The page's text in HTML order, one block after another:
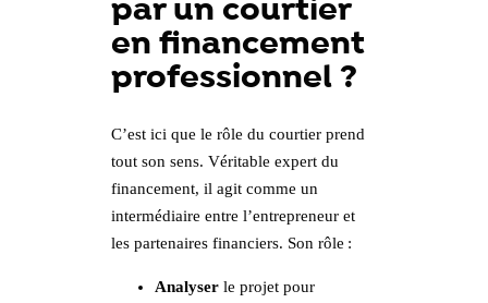
par un courtier
en financement
professionnel ?
C’est ici que le rôle du courtier prend
tout son sens. Véritable expert du
financement, il agit comme un
intermédiaire entre l’entrepreneur et
les partenaires financiers. Son rôle :
Analyserle projet pour